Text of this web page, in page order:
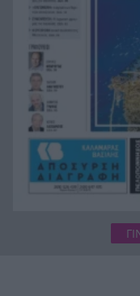
15:00
Τσουκαλάς
14:57
Το «χρυσό»
καριέρες
αποδοχών